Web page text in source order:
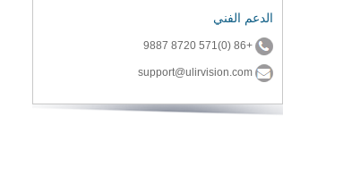
الدعم الفني
+86 (0)571 8720 9887